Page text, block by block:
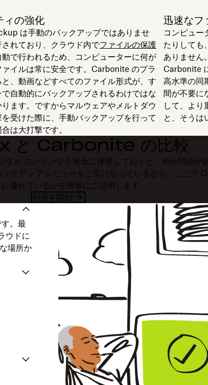
ィの強化
は手動のバックアップではありませ
されており、クラウド内でファイルの保護
動で行われるため、コンピューターに何が
ァイルは常に安全です。Carbonite のプラ
、動画などすべてのファイル形式が、す
自動的にバックアップされるわけではな
ます。ですからマルウェアやメルトダウ
受けた際に、手動バックアップを行って
は大打撃です。
迅速なフ
コンピュー
たりしても
ありません
Carbonite
高水準の同
間が不要に
して、よ
と、そうは
と Carbonite の比較
ル コンテンツを安全に保管しておくと、何か問題が
クアップ レビューをご覧になっているなら、ここで
優れているかを簡単にご説明します。
利用を開始
。最
ウドに
場所か